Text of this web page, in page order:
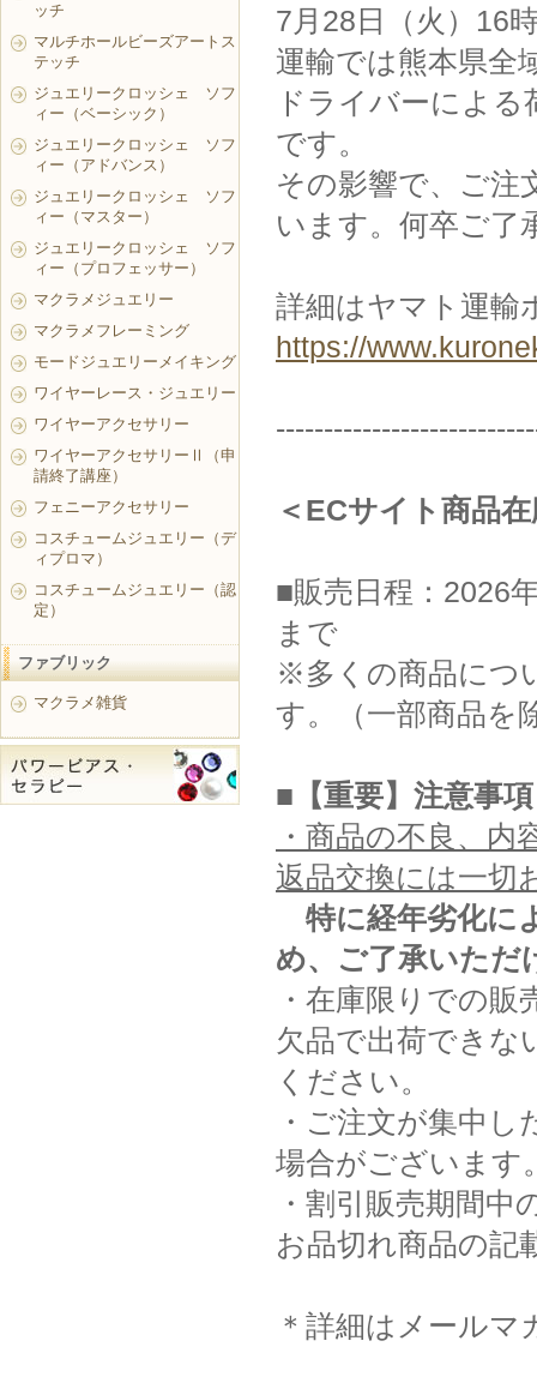
7月28日（火）16
運輸では熊本県全
ドライバーによ
です。
その影響で、ご注
います。何卒ご了
詳細はヤマト運輸
https://
＜ECサイト商品
■販売日程：2026
まで
※多くの商品につ
す。（一部商品を
■【重要】注意事項
・商品の不良、
返品交換には一切
特に経年劣化に
め、ご了承いただ
・在庫限りでの
欠品で出荷できな
ください。
・ご注文が集中
場合がございます
・割引販売期間
お品切れ商品の記
＊詳細はメール
ッチ
マルチホールビーズアートス
テッチ
ジュエリークロッシェ ソフ
ィー（ベーシック）
ジュエリークロッシェ ソフ
ィー（アドバンス）
ジュエリークロッシェ ソフ
ィー（マスター）
ジュエリークロッシェ ソフ
ィー（プロフェッサー）
マクラメジュエリー
マクラメフレーミング
モードジュエリーメイキング
ワイヤーレース・ジュエリー
ワイヤーアクセサリー
ワイヤーアクセサリーⅡ（申
請終了講座）
フェニーアクセサリー
コスチュームジュエリー（デ
ィプロマ）
コスチュームジュエリー（認
定）
ファブリック
マクラメ雑貨